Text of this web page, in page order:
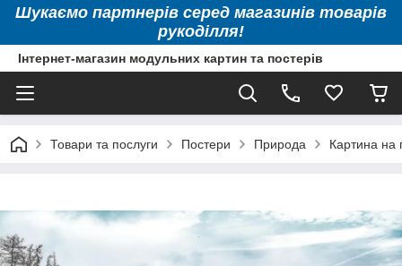
Шукаємо партнерів серед магазинів товарів
рукоділля!
Інтернет-магазин модульних картин та постерів
Товари та послуги Постери Природа Картина на